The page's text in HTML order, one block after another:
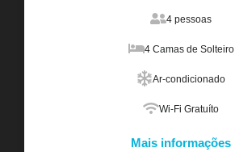
4 pessoas
4 Camas de Solteiro
Ar-condicionado
Wi-Fi Gratuíto
Mais informações